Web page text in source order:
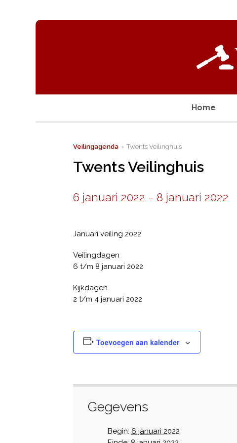
Home
Veilingagenda › Twents Veilinghuis
Twents Veilinghuis
6 januari 2022 - 8 januari 2022
Januari veiling 2022
Veilingdagen
6 t/m 8 januari 2022
Kijkdagen
2 t/m 4 januari 2022
Toevoegen aan kalender
Gegevens
Begin: 6 januari 2022